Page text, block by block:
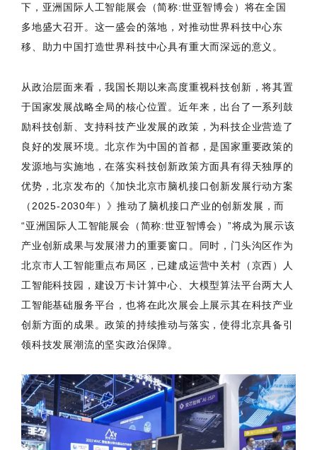
下，亚洲国际人工智能展会（简称:世亚智博会）将在全国
多地盛大召开。这一盛会的落地，对推动世界科技中心东
移、助力中国打造世界科技中心具有重大而深远的意义。
从政治层面来看，我国长期以来高度重视科技创新，将其置
于国家发展战略全局的核心位置。近年来，出台了一系列鼓
励科技创新、支持科技产业发展的政策，为科技企业营造了
良好的发展环境。北京作为中国的首都，是国家重要政策的
发源地与实施地，在落实科技创新政策方面具有得天独厚的
优势，北京发布的《加快北京市脑机接口创新发展行动方案
（2025-2030年）》推动了脑机接口产业的创新发展，而
“亚洲国际人工智能展会（简称:世亚智博会）”将成为展示该
产业创新成果与发展潜力的重要窗口。同时，门头沟区作为
北京市人工智能重点布局区，已建成运营中关村（京西）人
工智能科技园，建设万卡计算中心、大模型算法平台两大人
工智能基础服务平台，也将在此次展会上展示其在科技产业
创新方面的成果。政策的持续推动与落实，使得北京具备引
领科技发展潮流的坚实政治保障。